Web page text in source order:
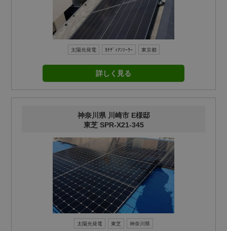
太陽光発電 ｶﾅﾃﾞｨｱﾝｿｰﾗｰ 東京都
詳しく見る
神奈川県 川崎市 E様邸
東芝 SPR-X21-345
太陽光発電 東芝 神奈川県